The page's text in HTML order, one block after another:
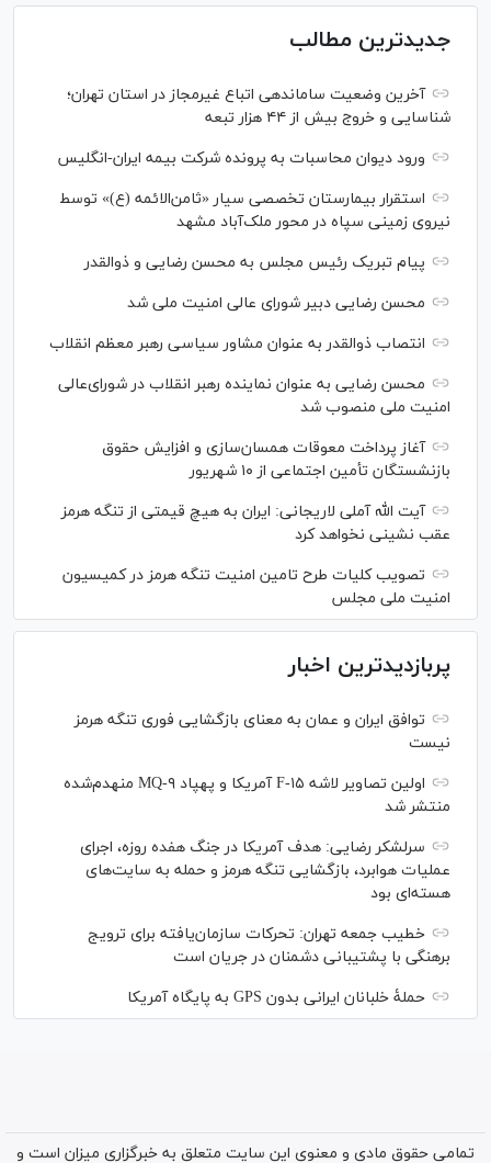
جدیدترین مطالب
آخرین وضعیت ساماندهی اتباع غیرمجاز در استان تهران؛
شناسایی و خروج بیش از ۴۴ هزار تبعه
ورود دیوان محاسبات به پرونده شرکت بیمه ایران-انگلیس
استقرار بیمارستان تخصصی سیار «ثامن‌الائمه (ع)» توسط
نیروی زمینی سپاه در محور ملک‌آباد مشهد
پیام تبریک رئیس مجلس به محسن رضایی و ذوالقدر
محسن رضایی دبیر شورای عالی امنیت ملی شد
انتصاب ذوالقدر به عنوان مشاور سیاسی رهبر معظم انقلاب
محسن رضایی به عنوان نماینده رهبر انقلاب در شورای‌عالی
امنیت ملی منصوب شد
آغاز پرداخت معوقات همسان‌سازی و افزایش حقوق
بازنشستگان تأمین اجتماعی از ۱۰ شهریور
آیت الله آملی لاریجانی: ایران به هیچ قیمتی از تنگه هرمز
عقب نشینی نخواهد کرد
تصویب کلیات طرح تامین امنیت تنگه هرمز در کمیسیون
امنیت ملی مجلس
پربازدیدترین اخبار
توافق ایران و عمان به معنای بازگشایی فوری تنگه هرمز
نیست
اولین تصاویر لاشه F-۱۵ آمریکا و پهپاد MQ-۹ منهدم‌شده
منتشر شد
سرلشکر رضایی: هدف آمریکا در جنگ هفده روزه، اجرای
عملیات هوابرد، بازگشایی تنگه هرمز و حمله به سایت‌های
هسته‌ای بود
خطیب جمعه تهران: تحرکات سازمان‌یافته برای ترویج
برهنگی با پشتیبانی دشمنان در جریان است
حملۀ خلبانان ایرانی بدون GPS به پایگاه آمریکا
تمامی حقوق مادی و معنوی این سایت متعلق به خبرگزاری میزان است و